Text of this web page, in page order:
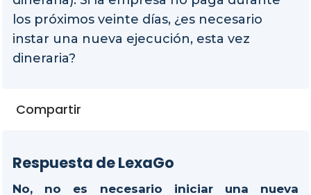
los próximos veinte días, ¿es necesario
instar una nueva ejecución, esta vez
dineraria?
Compartir
Respuesta de LexaGo
No, no es necesario iniciar una nueva